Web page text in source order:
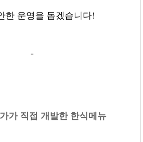
한 운영을 돕겠습니다!
-
가 직접 개발한 한식메뉴